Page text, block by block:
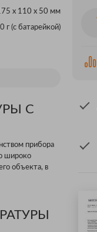
х 110 х 50 мм
г (с батарейкой)
С
прибора
широко
объекта, в